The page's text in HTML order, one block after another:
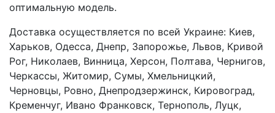
оптимальную модель.
Доставка осуществляется по всей Украине: Киев,
Харьков, Одесса, Днепр, Запорожье, Львов, Кривой
Рог, Николаев, Винница, Херсон, Полтава, Чернигов,
Черкассы, Житомир, Сумы, Хмельницкий,
Черновцы, Ровно, Днепродзержинск, Кировоград,
Кременчуг, Ивано Франковск, Тернополь, Луцк,